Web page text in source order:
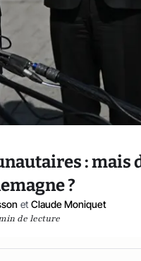
: mais
?
et Claude Moniquet
de lecture